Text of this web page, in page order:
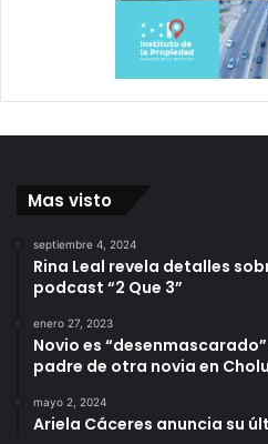
Mas visto
septiembre 4, 2024
Rina Leal revela detalles
podcast “2 Que 3”
enero 27, 2023
Novio es
padre de otra novia en
mayo 2, 2024
Ariela Cáceres anuncia su